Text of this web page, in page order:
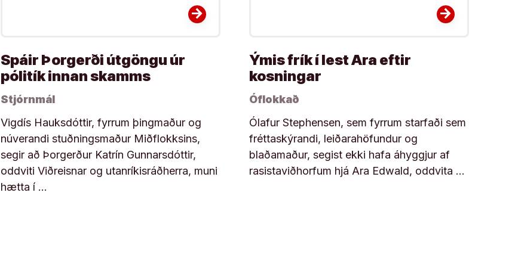
arrow_forward
Spáir Þorgerði útgöngu úr
pólitík innan skamms
Stjórnmál
Vigdís Hauksdóttir, fyrrum þingmaður og
núverandi stuðningsmaður Miðflokksins,
segir að Þorgerður Katrín Gunnarsdóttir,
oddviti Viðreisnar og utanríkisráðherra, muni
hætta í …
arrow_forward
Ýmis frík í lest Ara eftir
kosningar
Óflokkað
Ólafur Stephensen, sem fyrrum starfaði sem
fréttaskýrandi, leiðarahöfundur og
blaðamaður, segist ekki hafa áhyggjur af
rasistaviðhorfum hjá Ara Edwald, oddvita …